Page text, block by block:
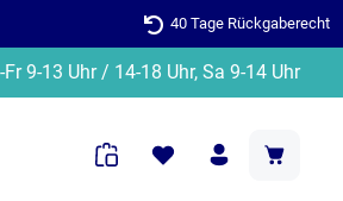
40 Tage Rückgaberecht
9-13 Uhr / 14-18 Uhr, Sa 9-14 Uhr